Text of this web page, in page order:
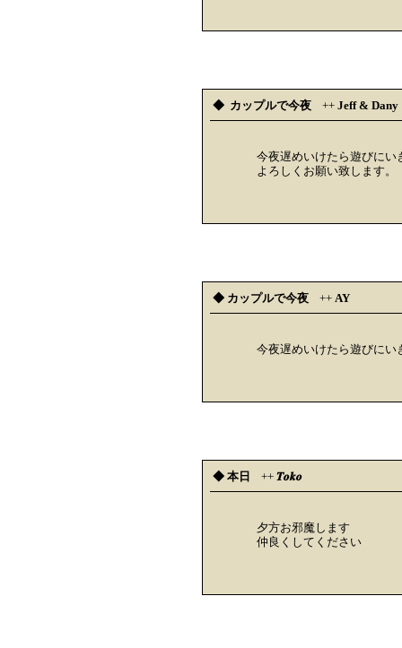
◆ カップルで今夜 ++ Jeff & Dany
今夜遅めいけたら遊びにい
よろしくお願い致します。
◆ カップルで今夜 ++ AY
今夜遅めいけたら遊びにい
◆ 本日 ++ 𝑻𝒐𝒌𝒐
夕方お邪魔します
仲良くしてください